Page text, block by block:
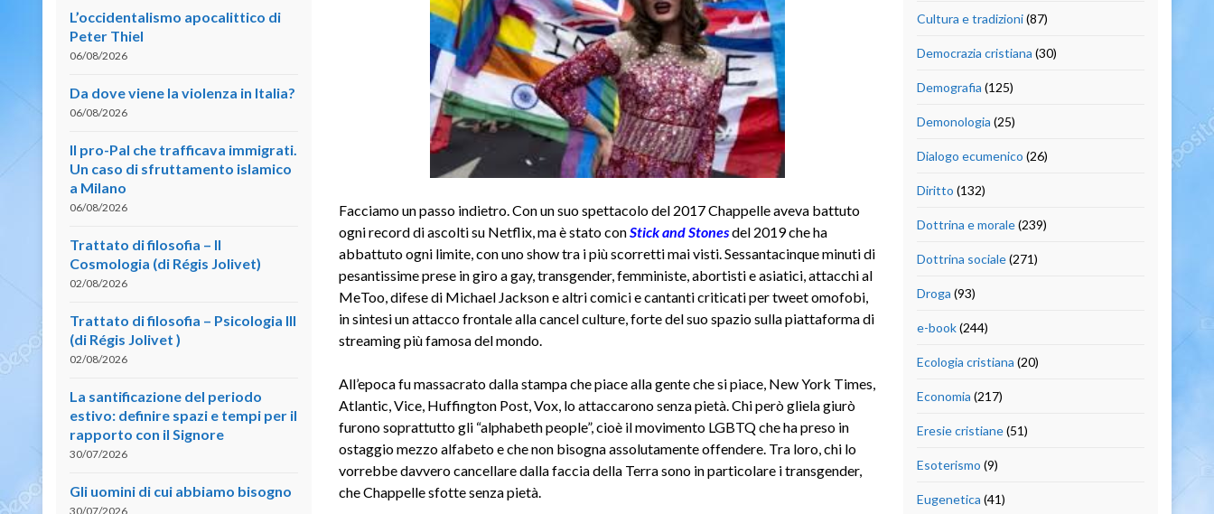
Facciamo un passo indietro. Con un suo spettacolo del 2017 Chappelle aveva battuto
ogni record di ascolti su Netflix, ma è stato conStick and Stonesdel 2019 che ha
abbattuto ogni limite, con uno show tra i più scorretti mai visti. Sessantacinque minuti di
pesantissime prese in giro a gay, transgender, femministe, abortisti e asiatici, attacchi al
MeToo, difese di Michael Jackson e altri comici e cantanti criticati per tweet omofobi,
in sintesi un attacco frontale alla cancel culture, forte del suo spazio sulla piattaforma di
streaming più famosa del mondo.
All’epoca fu massacrato dalla stampa che piace alla gente che si piace, New York Times,
Atlantic, Vice, Huffington Post, Vox, lo attaccarono senza pietà. Chi però gliela giurò
furono soprattutto gli “alphabeth people”, cioè il movimento LGBTQ che ha preso in
ostaggio mezzo alfabeto e che non bisogna assolutamente offendere. Tra loro, chi lo
vorrebbe davvero cancellare dalla faccia della Terra sono in particolare i transgender,
che Chappelle sfotte senza pietà.
L’occidentalismo apocalittico di
Peter Thiel
06/08/2026
Da dove viene la violenza in Italia?
06/08/2026
Il pro-Pal che trafficava immigrati.
Un caso di sfruttamento islamico
a Milano
06/08/2026
Trattato di filosofia – II
Cosmologia (di Régis Jolivet)
02/08/2026
Trattato di filosofia – Psicologia III
(di Régis Jolivet )
02/08/2026
La santificazione del periodo
estivo: definire spazi e tempi per il
rapporto con il Signore
30/07/2026
Gli uomini di cui abbiamo bisogno
30/07/2026
Cultura e tradizioni(87)
Democrazia cristiana (30)
Demografia (125)
Demonologia (25)
Dialogo ecumenico (26)
Diritto (132)
Dottrina e morale(239)
Dottrina sociale(271)
Droga (93)
e-book(244)
Ecologia cristiana (20)
Economia (217)
Eresie cristiane(51)
Esoterismo (9)
Eugenetica (41)